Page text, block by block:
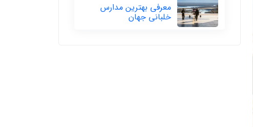
معرفی بهترین مدارس
خلبانی جهان